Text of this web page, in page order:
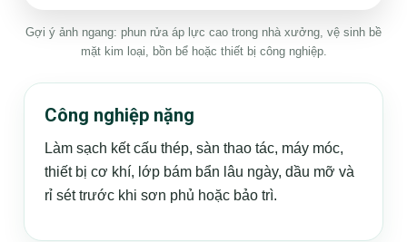
Gợi ý ảnh ngang: phun rửa áp lực cao trong nhà xưởng, vệ sinh bề
mặt kim loại, bồn bể hoặc thiết bị công nghiệp.
Công nghiệp nặng
Làm sạch kết cấu thép, sàn thao tác, máy móc,
thiết bị cơ khí, lớp bám bẩn lâu ngày, dầu mỡ và
rỉ sét trước khi sơn phủ hoặc bảo trì.